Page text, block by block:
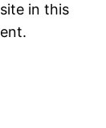
in this